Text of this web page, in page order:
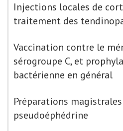
Injections locales de
traitement des
Vaccination contre le
sérogroupe C, et
bactérienne en général
Préparations
pseudoéphédrine